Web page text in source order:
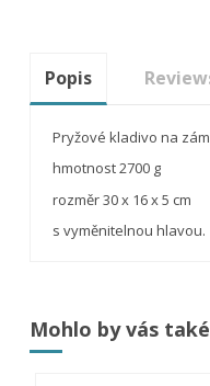
Popis
Pryžové kladivo na
hmotnost 2700 g
rozměr 30 x 16 x 5 cm
s vyměnitelnou hlavou.
Mohlo by vás